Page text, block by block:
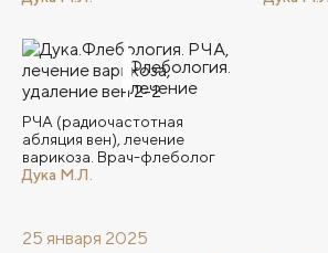
РЧА (радиочастотная
абляция вен), лечение
варикоза. Врач-флеболог
Дука М.Л.
25 января 2025